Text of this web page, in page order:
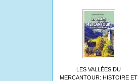
LES VALLÉES DU
MERCANTOUR: HISTOIRE ET